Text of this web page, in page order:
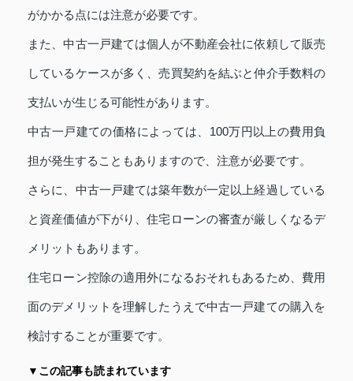
がかかる点には注意が必要です。
また、中古一戸建ては個人が不動産会社に依頼して販売
しているケースが多く、売買契約を結ぶと仲介手数料の
支払いが生じる可能性があります。
中古一戸建ての価格によっては、100万円以上の費用負
担が発生することもありますので、注意が必要です。
さらに、中古一戸建ては築年数が一定以上経過している
と資産価値が下がり、住宅ローンの審査が厳しくなるデ
メリットもあります。
住宅ローン控除の適用外になるおそれもあるため、費用
面のデメリットを理解したうえで中古一戸建ての購入を
検討することが重要です。
▼この記事も読まれています